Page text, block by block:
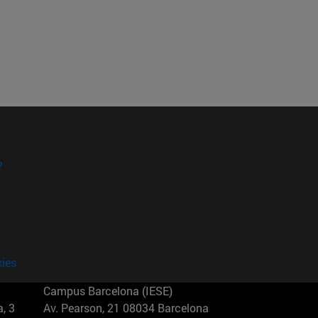
3
Campus Barcelona (IESE)
Av. Pearson, 21 08034 Barcelona